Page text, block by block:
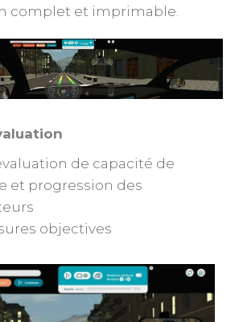
complet et imprimable.
de capacité de
et progression des
objectives